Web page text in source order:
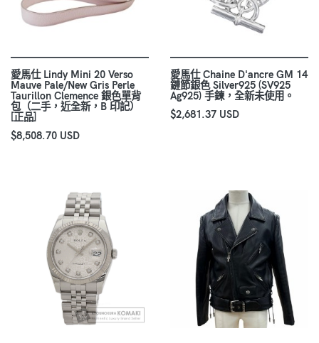
愛馬仕 Lindy Mini 20 Verso
Mauve Pale/New Gris Perle
Taurillon Clemence 銀色單背
包（二手，近全新，B 印記）
[正品]
$8,508.70 USD
愛馬仕 Chaine D'ancre GM 14
鏈節銀色 Silver925 (SV925
Ag925) 手鍊，全新未使用。
$2,681.37 USD